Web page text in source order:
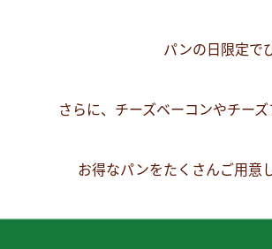
パンの日限定で
さらに、チーズベーコンやチー
お得なパンをたくさんご用意